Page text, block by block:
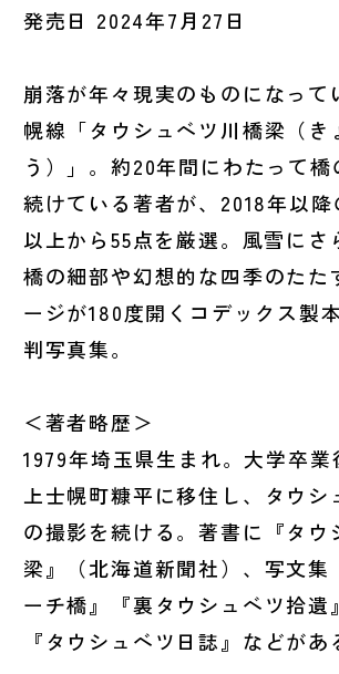
発売日 2024年7月27日
崩落が年々現実のものになって
幌線「タウシュベツ川橋梁（き
う）」。約20年間にわたって橋
続けている著者が、2018年以降
以上から55点を厳選。風雪にさ
橋の細部や幻想的な四季のたた
ージが180度開くコデックス製
判写真集。
＜著者略歴＞
1979年埼玉県生まれ。大学卒業
上士幌町糠平に移住し、タウシ
の撮影を続ける。著書に『タウ
梁』（北海道新聞社）、写文集
ーチ橋』『裏タウシュベツ拾遺
『タウシュベツ日誌』などがあ